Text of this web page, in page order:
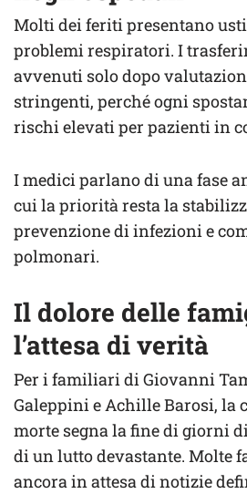
Molti dei feriti presentano
problemi respiratori. I
avvenuti solo dopo
stringenti, perché ogni
rischi elevati per pazienti in
I medici parlano di una fase
cui la priorità resta la
prevenzione di infezioni e
polmonari.
Il dolore delle
l’attesa di verità
Per i familiari di Giovanni
Galeppini e Achille Barosi, la
morte segna la fine di giorni
di un lutto devastante. Molte
ancora in attesa di notizie